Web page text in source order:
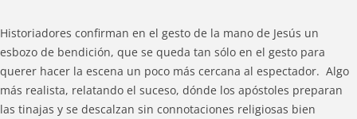
Historiadores confirman en el gesto de la mano de Jesús un
esbozo de bendición, que se queda tan sólo en el gesto para
querer hacer la escena un poco más cercana al espectador. Algo
más realista, relatando el suceso, dónde los apóstoles preparan
las tinajas y se descalzan sin connotaciones religiosas bien